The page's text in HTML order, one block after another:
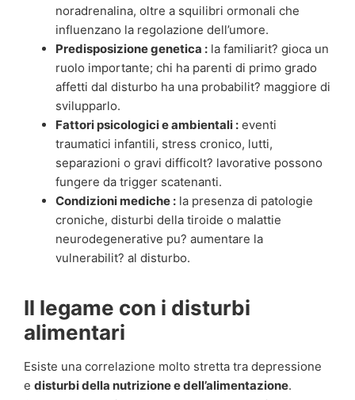
noradrenalina, oltre a squilibri ormonali che
influenzano la regolazione dell’umore.
Predisposizione genetica : la familiarit? gioca un
ruolo importante; chi ha parenti di primo grado
affetti dal disturbo ha una probabilit? maggiore di
svilupparlo.
Fattori psicologici e ambientali : eventi
traumatici infantili, stress cronico, lutti,
separazioni o gravi difficolt? lavorative possono
fungere da trigger scatenanti.
Condizioni mediche : la presenza di patologie
croniche, disturbi della tiroide o malattie
neurodegenerative pu? aumentare la
vulnerabilit? al disturbo.
Il legame con i disturbi
alimentari
Esiste una correlazione molto stretta tra depressione
e disturbi della nutrizione e dell’alimentazione.